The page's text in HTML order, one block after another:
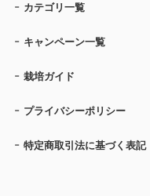
カテゴリ一覧
キャンペーン一覧
栽培ガイド
プライバシーポリシー
特定商取引法に基づく表記